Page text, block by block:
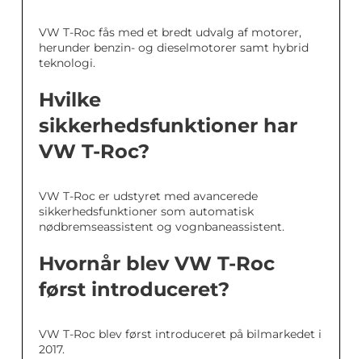
VW T-Roc fås med et bredt udvalg af motorer,
herunder benzin- og dieselmotorer samt hybrid
teknologi.
Hvilke
sikkerhedsfunktioner har
VW T-Roc?
VW T-Roc er udstyret med avancerede
sikkerhedsfunktioner som automatisk
nødbremseassistent og vognbaneassistent.
Hvornår blev VW T-Roc
først introduceret?
VW T-Roc blev først introduceret på bilmarkedet i
2017.